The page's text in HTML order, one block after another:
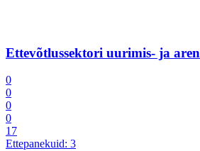
Ettevõtlussektori uurimis- ja
0
0
0
0
17
Ettepanekuid: 3